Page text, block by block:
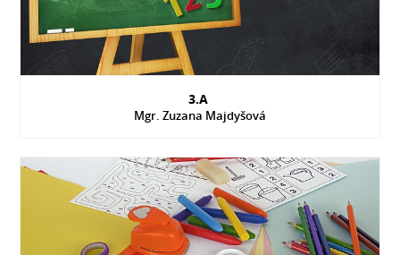
3.A
Mgr. Zuzana Majdyšová